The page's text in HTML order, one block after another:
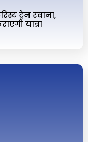
ट्रेन रवाना,
यात्रा